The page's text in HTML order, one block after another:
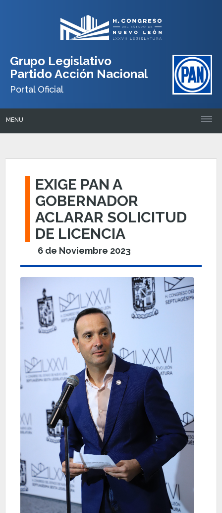
Grupo Legislativo
Partido Acción Nacional
Portal Oficial
MENU
EXIGE PAN A
GOBERNADOR
ACLARAR SOLICITUD
DE LICENCIA
6 de Noviembre 2023